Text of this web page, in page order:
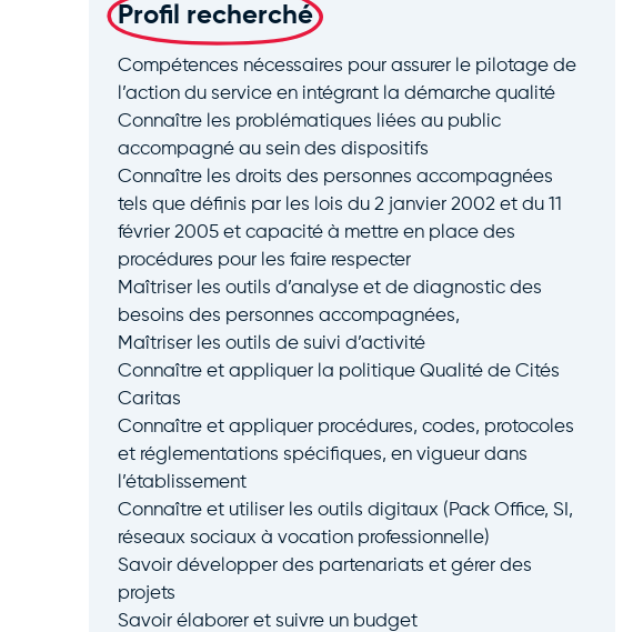
Profil recherché
Compétences nécessaires pour assurer le pilotage de
l’action du service en intégrant la démarche qualité
Connaître les problématiques liées au public
accompagné au sein des dispositifs
Connaître les droits des personnes accompagnées
tels que définis par les lois du 2 janvier 2002 et du 11
février 2005 et capacité à mettre en place des
procédures pour les faire respecter
Maîtriser les outils d’analyse et de diagnostic des
besoins des personnes accompagnées,
Maîtriser les outils de suivi d’activité
Connaître et appliquer la politique Qualité de Cités
Caritas
Connaître et appliquer procédures, codes, protocoles
et réglementations spécifiques, en vigueur dans
l’établissement
Connaître et utiliser les outils digitaux (Pack Office, SI,
réseaux sociaux à vocation professionnelle)
Savoir développer des partenariats et gérer des
projets
Savoir élaborer et suivre un budget